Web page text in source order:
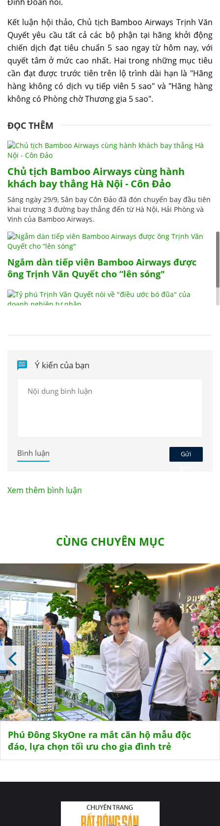
Kết luận hội thảo, Chủ tịch Bamboo Airways Trịnh Văn
Quyết yêu cầu tất cả các bộ phận tại hãng khởi động
chiến dịch đạt tiêu chuẩn 5 sao ngay từ hôm nay, với
quyết tâm ở mức cao nhất. Hai trong những mục tiêu
cần đạt được trước tiên trên lộ trình dài hạn là "Hãng
hàng không có dịch vụ tiếp viên 5 sao" và "Hãng hàng
không có Phòng chờ Thương gia 5 sao".
ĐỌC THÊM
Chủ tịch Bamboo Airways cùng hành
khách bay thẳng Hà Nội - Côn Đảo
Sáng ngày 29/9, Sân bay Côn Đảo đã đón chuyến bay đầu tiên
khai trương 3 đường bay thẳng đến từ Hà Nội, Hải Phòng và
Vinh của Bamboo Airways.
Ngắm dàn tiếp viên Bamboo Airways được
ông Trịnh Văn Quyết cho “lên sóng"
Ý kiến của bạn
Gửi
Bình luận
Xem thêm bình luận
CÙNG CHUYÊN MỤC
Phú Đông SkyOne ra mắt căn hộ mẫu độc
đáo, lựa chọn tối ưu cho gia đình trẻ